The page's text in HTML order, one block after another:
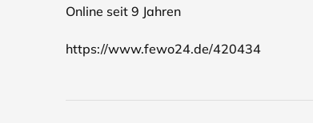
Online seit 9 Jahren
https://www.fewo24.de/420434